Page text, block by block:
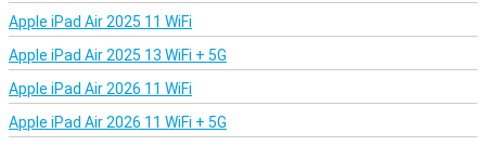
Apple iPad Air 2025 11 WiFi
Apple iPad Air 2025 13 WiFi + 5G
Apple iPad Air 2026 11 WiFi
Apple iPad Air 2026 11 WiFi + 5G